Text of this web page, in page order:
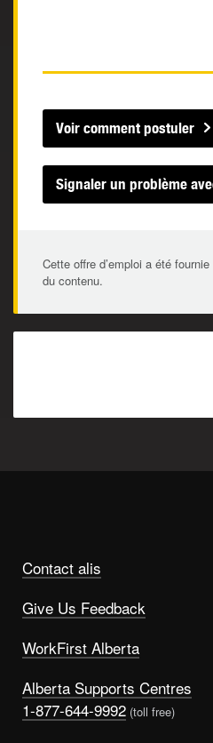
Voir comment postuler
Signaler un problème
Cette offre d’emploi a été
du contenu.
Contact alis
Give Us Feedback
WorkFirst Alberta
Alberta Supports Centres
1-877-644-9992 (toll free)